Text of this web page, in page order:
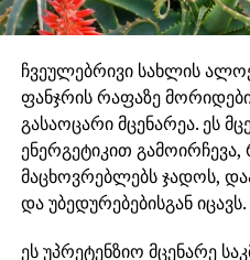
ჩვეულებრივი სახლის
ფანჯრის რაფაზე
გასაოცარი მცენარეა. ეს
ენერგეტიკით
მაცხოვრებლებს ჯადოს,
და უბედურებებისგან იცავს.
ეს უპრეტენზიო მცენარე